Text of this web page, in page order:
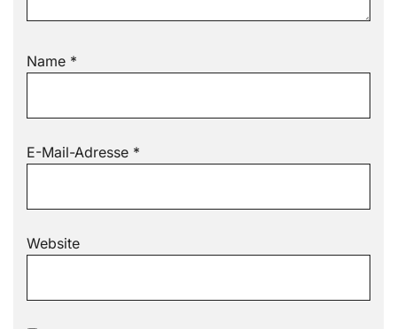
Name *
E-Mail-Adresse *
Website